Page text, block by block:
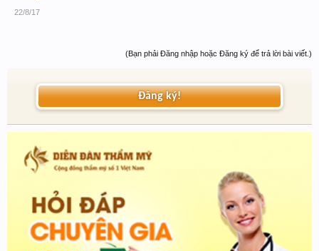
22/8/17
(Bạn phải Đăng nhập hoặc Đăng ký để trả lời bài viết.)
Đăng ký!